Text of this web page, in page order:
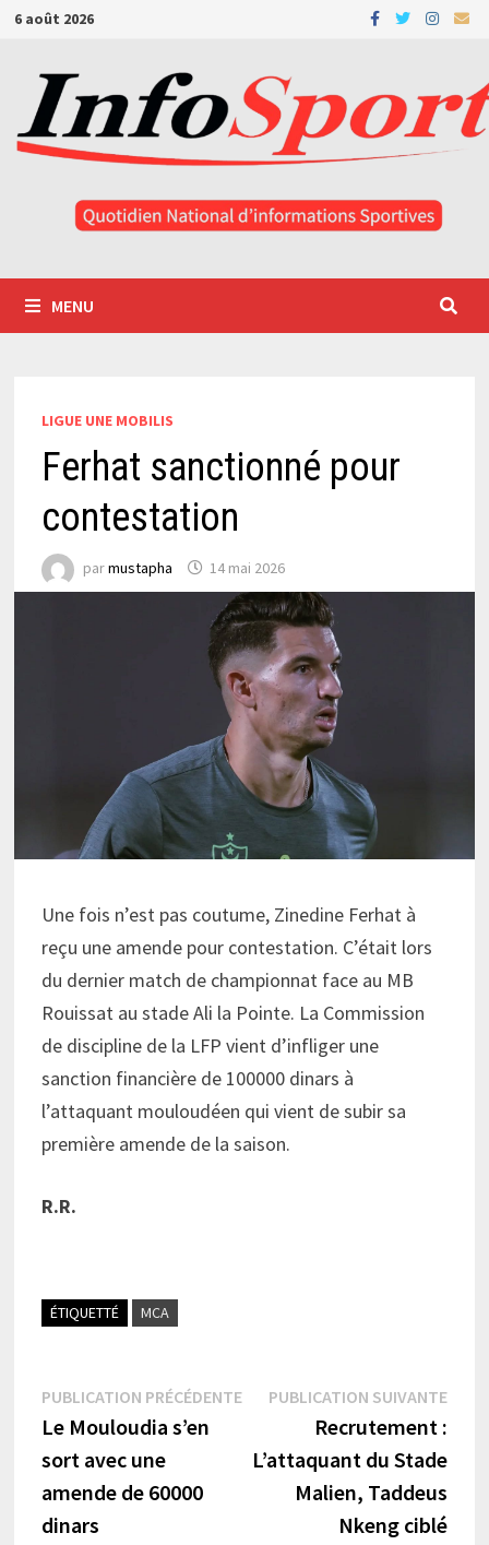
Passer
contenu
6 août 2026
MENU
LIGUE UNE MOBILIS
Ferhat sanctionné pour
contestation
parmustapha 14 mai 2026
Une fois n’est pas coutume, Zinedine Ferhat à
reçu une amende pour contestation. C’était lors
du dernier match de championnat face au MB
Rouissat au stade Ali la Pointe. La Commission
de discipline de la LFP vient d’infliger une
sanction financière de 100000 dinars à
l’attaquant mouloudéen qui vient de subir sa
première amende de la saison.
R.R.
ÉTIQUETTÉ MCA
Navigation
de
l’article
PUBLICATION PRÉCÉDENTEPublication
précédente :
Le Mouloudia s’en
sort avec une
amende de 60000
dinars
PUBLICATION SUIVANTE
Recrutement :
L’attaquant du Stade
Malien, Taddeus
Nkeng ciblé